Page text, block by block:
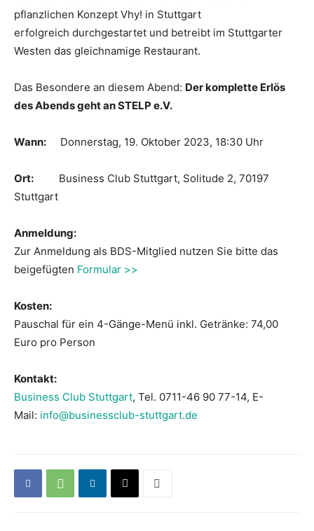
pflanzlichen Konzept Vhy! in Stuttgart
erfolgreich durchgestartet und betreibt im Stuttgarter
Westen das gleichnamige Restaurant.
Das Besondere an diesem Abend: Der komplette Erlös
des Abends geht an STELP e.V.
Wann: Donnerstag, 19. Oktober 2023, 18:30 Uhr
Ort: Business Club Stuttgart, Solitude 2, 70197
Stuttgart
Anmeldung:
Zur Anmeldung als BDS-Mitglied nutzen Sie bitte das
beigefügten Formular >>
Kosten:
Pauschal für ein 4-Gänge-Menü inkl. Getränke: 74,00
Euro pro Person
Kontakt:
Business Club Stuttgart, Tel. 0711-46 90 77-14, E-
Mail: info@businessclub-stuttgart.de